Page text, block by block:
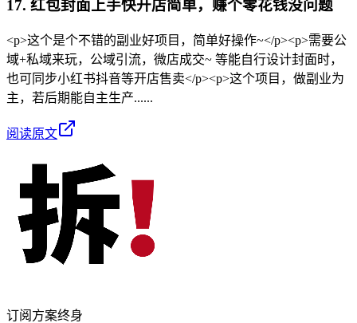
17. 红包封面上手快开店简单，赚个零花钱没问题
<p>这个是个不错的副业好项目，简单好操作~</p><p>需要公
域+私域来玩，公域引流，微店成交~ 等能自行设计封面时，
也可同步小红书抖音等开店售卖</p><p>这个项目，做副业为
主，若后期能自主生产......
阅读原文
订阅方案终身